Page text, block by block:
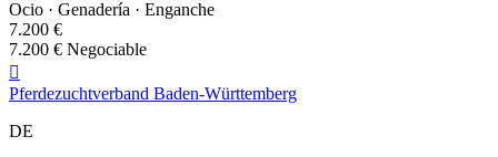
Ocio · Genadería · Enganche
7.200 €
7.200 € Negociable

Pferdezuchtverband Baden-Württemberg
DE